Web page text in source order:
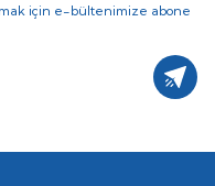
için e-bültenimize abone